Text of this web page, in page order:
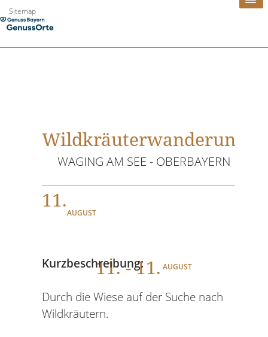
Zum
Inhalt
Sitemap
Wildkräuterwanderung
WAGING AM SEE - OBERBAYERN
11.
AUGUST
11. - 11. AUGUST
Kurzbeschreibung:
Durch die Wiese auf der Suche nach
Wildkräutern.